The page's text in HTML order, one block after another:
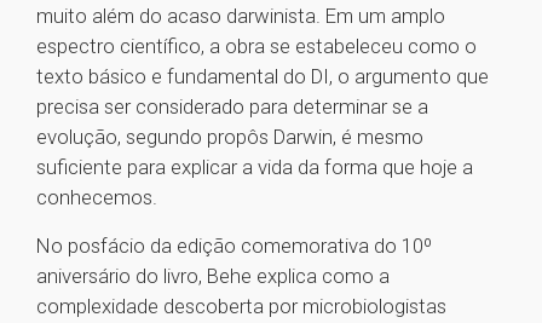
muito além do acaso darwinista. Em um amplo
espectro científico, a obra se estabeleceu como o
texto básico e fundamental do DI, o argumento que
precisa ser considerado para determinar se a
evolução, segundo propôs Darwin, é mesmo
suficiente para explicar a vida da forma que hoje a
conhecemos.
No posfácio da edição comemorativa do 10º
aniversário do livro, Behe explica como a
complexidade descoberta por microbiologistas